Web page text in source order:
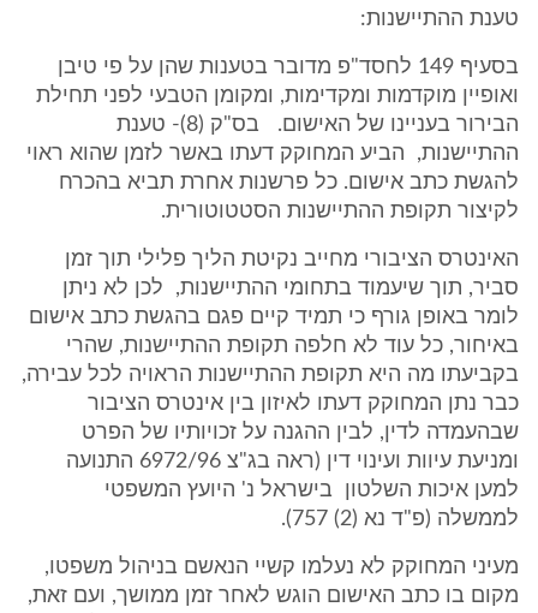
טענת ההתיישנות:
בסעיף 149 לחסד"פ מדובר בטענות שהן על פי טיבן
ואופיין מוקדמות ומקדימות, ומקומן הטבעי לפני תחילת
הבירור בעניינו של האישום. בס"ק (8)- טענת
ההתיישנות, הביע המחוקק דעתו באשר לזמן שהוא ראוי
להגשת כתב אישום. כל פרשנות אחרת תביא בהכרח
לקיצור תקופת ההתיישנות הסטטוטורית.
האינטרס הציבורי מחייב נקיטת הליך פלילי תוך זמן
סביר, תוך שיעמוד בתחומי ההתיישנות, לכן לא ניתן
לומר באופן גורף כי תמיד קיים פגם בהגשת כתב אישום
באיחור, כל עוד לא חלפה תקופת ההתיישנות, שהרי
בקביעתו מה היא תקופת ההתיישנות הראויה לכל עבירה,
כבר נתן המחוקק דעתו לאיזון בין אינטרס הציבור
שבהעמדה לדין, לבין ההגנה על זכויותיו של הפרט
ומניעת עיוות ועינוי דין (ראה בג"צ 6972/96 התנועה
למען איכות השלטון בישראל נ' היועץ המשפטי
לממשלה (פ"ד נא (2) 757).
מעיני המחוקק לא נעלמו קשיי הנאשם בניהול משפטו,
מקום בו כתב האישום הוגש לאחר זמן ממושך, ועם זאת,